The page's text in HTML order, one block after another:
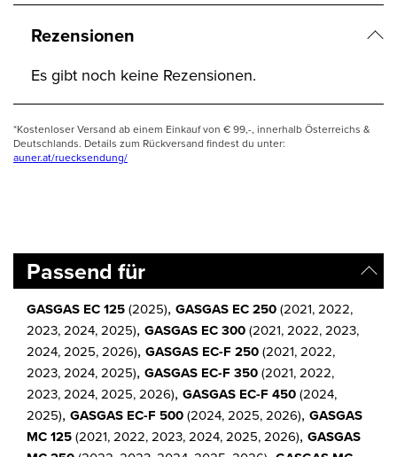
Rezensionen
Es gibt noch keine Rezensionen.
*Kostenloser Versand ab einem Einkauf von € 99,-, innerhalb Österreichs &
Deutschlands. Details zum Rückversand findest du unter:
auner.at/ruecksendung/
Passend für
GASGAS EC 125(2025), GASGAS EC 250(2021, 2022,
2023, 2024, 2025), GASGAS EC 300(2021, 2022, 2023,
2024, 2025, 2026), GASGAS EC-F 250(2021, 2022,
2023, 2024, 2025), GASGAS EC-F 350(2021, 2022,
2023, 2024, 2025, 2026), GASGAS EC-F 450(2024,
2025), GASGAS EC-F 500(2024, 2025, 2026), GASGAS
MC 125(2021, 2022, 2023, 2024, 2025, 2026), GASGAS